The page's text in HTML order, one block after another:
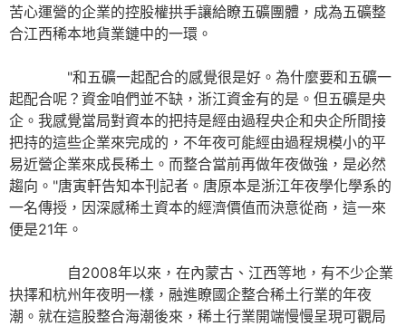
苦心運營的企業的控股權拱手讓給瞭五礦團體，成為五礦整
合江西稀本地貨業鏈中的一環。
"和五礦一起配合的感覺很是好。為什麼要和五礦一
起配合呢？資金咱們並不缺，浙江資金有的是。但五礦是央
企。我感覺當局對資本的把持是經由過程央企和央企所間接
把持的這些企業來完成的，不年夜可能經由過程規模小的平
易近營企業來成長稀土。而整合當前再做年夜做強，是必然
趨向。"唐寅軒告知本刊記者。唐原本是浙江年夜學化學系的
一名傳授，因深感稀土資本的經濟價值而決意從商，這一來
便是21年。
自2008年以來，在內蒙古、江西等地，有不少企業
抉擇和杭州年夜明一樣，融進瞭國企整合稀土行業的年夜
潮。就在這股整合海潮後來，稀土行業開端慢慢呈現可觀局